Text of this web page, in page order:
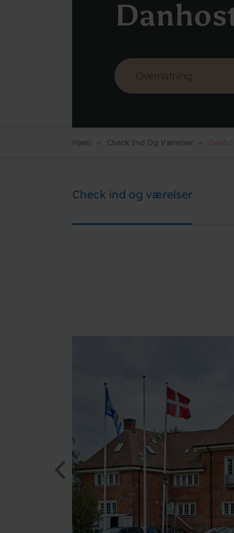
Danhostel Helsingør
Hjem Check Ind Og Værelser
Check ind og værelser